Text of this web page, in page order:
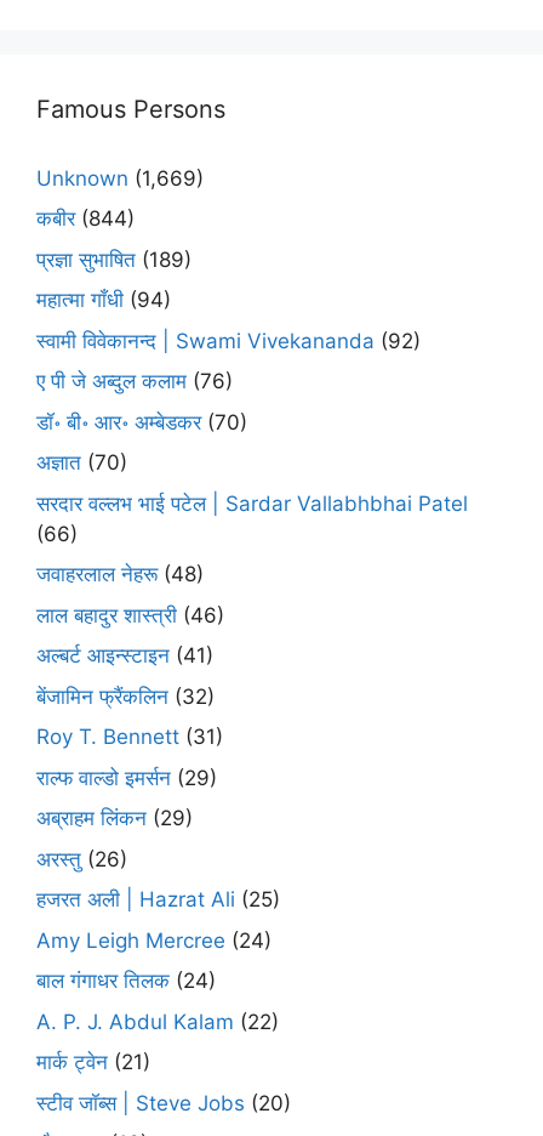
Famous Persons
Unknown (1,669)
कबीर(844)
प्रज्ञा सुभाषित (189)
महात्मा गाँधी (94)
स्वामी विवेकानन्द | Swami Vivekananda (92)
ए पी जे अब्दुल कलाम (76)
डॉ॰ बी॰ आर॰ अम्बेडकर(70)
अज्ञात (70)
सरदार वल्लभ भाई पटेल | Sardar Vallabhbhai Patel
(66)
जवाहरलाल नेहरू(48)
लाल बहादुर शास्त्री (46)
अल्बर्ट आइन्स्टाइन (41)
बेंजामिन फ्रैंकलिन (32)
Roy T. Bennett (31)
राल्फ वाल्डो इमर्सन (29)
अब्राहम लिंकन (29)
अरस्तु (26)
हजरत अली | Hazrat Ali (25)
Amy Leigh Mercree (24)
बाल गंगाधर तिलक (24)
A. P. J. Abdul Kalam (22)
मार्क ट्वेन (21)
स्टीव जॉब्स | Steve Jobs (20)